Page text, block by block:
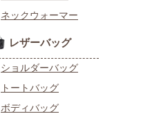
ネックウォーマー
レザーバッグ
ショルダーバッグ
トートバッグ
ボディバッグ